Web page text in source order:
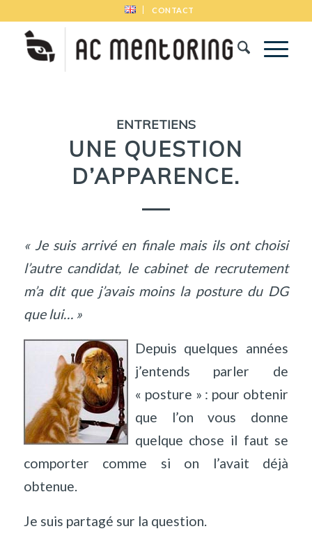
CONTACT
ENTRETIENS
UNE QUESTION
D’APPARENCE.
« Je suis arrivé en finale mais ils ont choisi
l’autre candidat, le cabinet de recrutement
m’a dit que j’avais moins la posture du DG
que lui… »
Depuis quelques années
j’entends parler de
« posture » : pour obtenir
que l’on vous donne
quelque chose il faut se
comporter comme si on l’avait déjà
obtenue.
Je suis partagé sur la question.